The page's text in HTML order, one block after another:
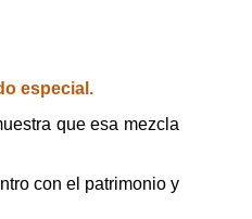
especial.
que esa mezcla
con el patrimonio y